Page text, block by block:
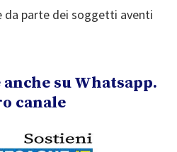
da parte dei soggetti aventi
anche su Whatsapp.
canale